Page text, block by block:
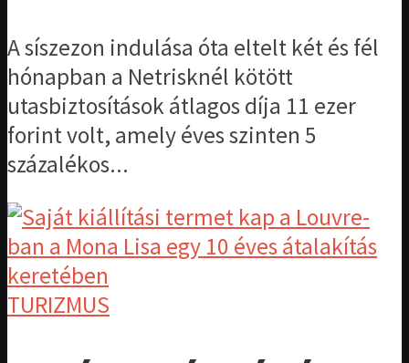
A síszezon indulása óta eltelt két és fél
hónapban a Netrisknél kötött
utasbiztosítások átlagos díja 11 ezer
forint volt, amely éves szinten 5
százalékos...
TURIZMUS